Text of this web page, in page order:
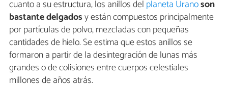
cuanto a su estructura, los anillos del planeta Uranoson
bastante delgadosy están compuestos principalmente
por partículas de polvo, mezcladas con pequeñas
cantidades de hielo. Se estima que estos anillos se
formaron a partir de la desintegración de lunas más
grandes o de colisiones entre cuerpos celestiales
millones de años atrás.